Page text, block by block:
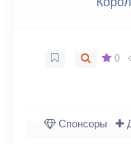
0
Спонсоры